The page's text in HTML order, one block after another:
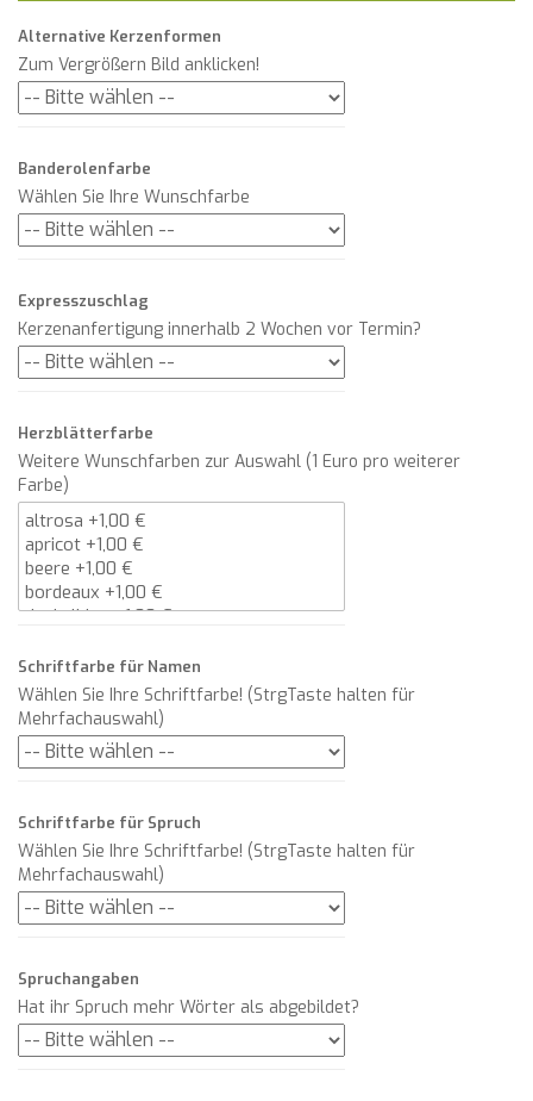
Alternative Kerzenformen
Zum Vergrößern Bild anklicken!
Banderolenfarbe
Wählen Sie Ihre Wunschfarbe
Expresszuschlag
Kerzenanfertigung innerhalb 2 Wochen vor Termin?
Herzblätterfarbe
Weitere Wunschfarben zur Auswahl (1 Euro pro weiterer
Farbe)
Schriftfarbe für Namen
Wählen Sie Ihre Schriftfarbe! (StrgTaste halten für
Mehrfachauswahl)
Schriftfarbe für Spruch
Wählen Sie Ihre Schriftfarbe! (StrgTaste halten für
Mehrfachauswahl)
Spruchangaben
Hat ihr Spruch mehr Wörter als abgebildet?